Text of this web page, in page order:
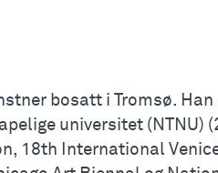
bosatt i Tromsø.
universitet (NTNU)
18th International